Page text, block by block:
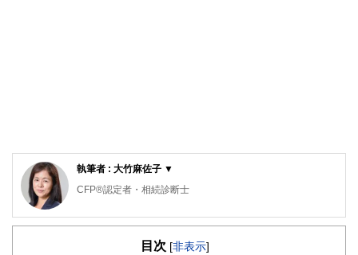
執筆者 : 大竹麻佐子 ▼
CFP®認定者・相続診断士
証券会社、銀行、保険会社など金融機関での業務を経て現在
目次 [非表示]